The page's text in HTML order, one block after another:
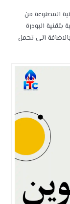
المصنوعة من
البودرة
الى تحمل